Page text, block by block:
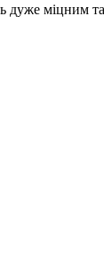
дуже міцним